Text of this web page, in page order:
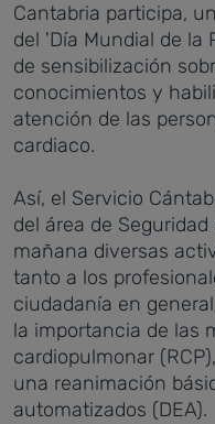
Cantabria participa,
del 'Día Mundial de la
de sensibilización
conocimientos y
atención de las
cardiaco.
Así, el Servicio
del área de
mañana diversas
tanto a los
ciudadanía en
la importancia de las
cardiopulmonar
una reanimación
automatizados (DEA).